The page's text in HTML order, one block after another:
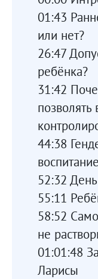
01:43
или нет?
26:47
ребёнка?
31:42
позволять
44:38
воспитание
52:32
55:11
58:52
не
01:01:48
Ларисы